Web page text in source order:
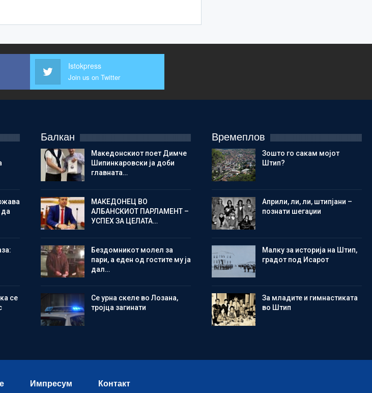
Istokpress
Join us on Twitter
да
се
Балкан
Македонскиот поет Димче
Шипинкаровски ја доби
главната…
МАКЕДОНЕЦ ВО
АЛБАНСКИОТ ПАРЛАМЕНТ –
УСПЕХ ЗА ЦЕЛАТА…
Бездомникот молел за
пари, а еден од гостите му ја
дал…
Се урна скеле во Лозана,
тројца загинати
Времеплов
Зошто го сакам мојот
Штип?
Aприли, ли, ли, штипјани –
познати шегаџии
Малку за историја на Штип,
градот под Исарот
Зa младите и гимнастиката
во Штип
Импресум Контакт